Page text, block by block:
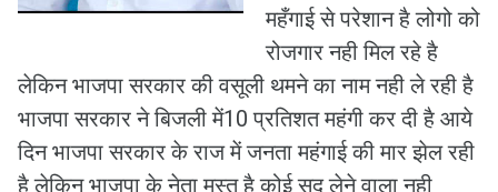
महँगाई से परेशान है लोगो को
रोजगार नही मिल रहे है
लेकिन भाजपा सरकार की वसूली थमने का नाम नही ले रही है
भाजपा सरकार ने बिजली में10 प्रतिशत महंगी कर दी है आये
दिन भाजपा सरकार के राज में जनता महंगाई की मार झेल रही
है लेकिन भाजपा के नेता मस्त है कोई सूद लेने वाला नही